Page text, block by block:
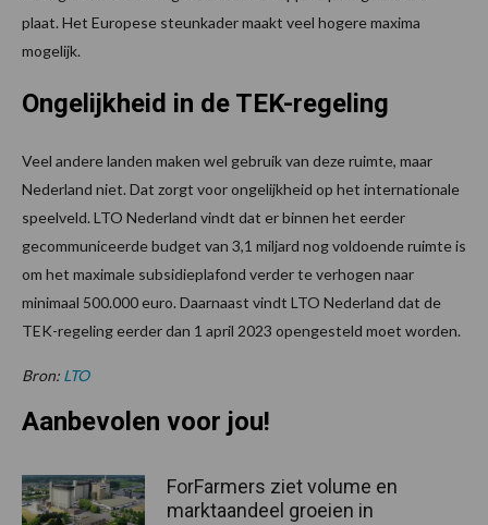
plaat. Het Europese steunkader maakt veel hogere maxima
mogelijk.
Ongelijkheid in de TEK-regeling
Veel andere landen maken wel gebruik van deze ruimte, maar
Nederland niet. Dat zorgt voor ongelijkheid op het internationale
speelveld. LTO Nederland vindt dat er binnen het eerder
gecommuniceerde budget van 3,1 miljard nog voldoende ruimte is
om het maximale subsidieplafond verder te verhogen naar
minimaal 500.000 euro. Daarnaast vindt LTO Nederland dat de
TEK-regeling eerder dan 1 april 2023 opengesteld moet worden.
Bron: LTO
Aanbevolen voor jou!
ForFarmers ziet volume en
marktaandeel groeien in